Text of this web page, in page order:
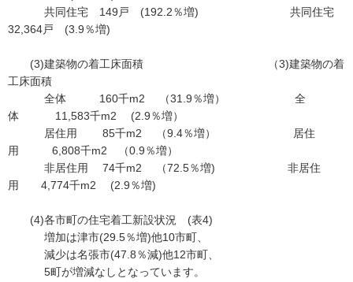
共同住宅 149戸 (192.2％増) 共同住宅
32,364戸 (3.9％増)
(3)建築物の着工床面積 （3)建築物の着
工床面積
全体 160千m2 （31.9％増） 全
体 11,583千m2 (2.9％増）
居住用 85千m2 （9.4％増） 居住
用 6,808千m2 （0.9％増）
非居住用 74千m2 （72.5％増) 非居住
用 4,774千m2 (2.9％増)
(4)各市町の住宅着工新設状況 (表4)
増加は津市(29.5％増)他10市町、
減少は名張市(47.8％減)他12市町、
5町が増減なしとなっています。